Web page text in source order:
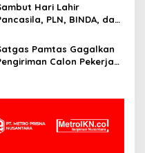
Hari Lahir
PLN, BINDA, dan
Listrik ke Wilayah
Pamtas Gagalkan
Calon Pekerja